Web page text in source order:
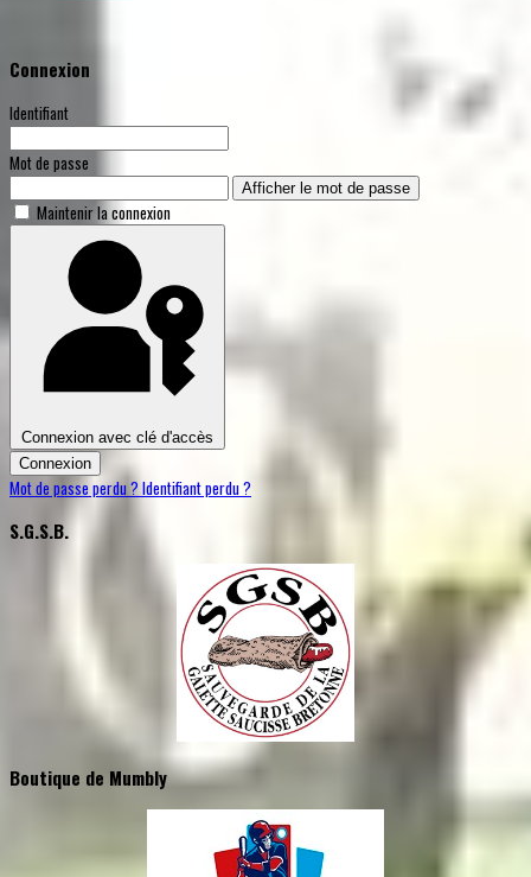
Connexion
Identifiant
Mot de passe
Afficher le mot de passe
Maintenir la connexion
Connexion avec clé d'accès
Connexion
Mot de passe perdu ? Identifiant perdu ?
S.G.S.B.
Boutique de Mumbly